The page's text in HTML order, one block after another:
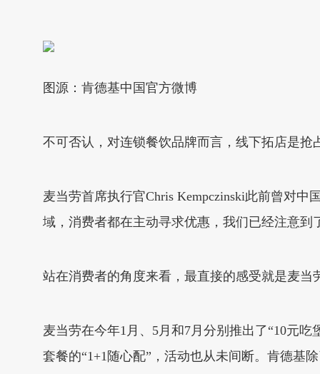
图源：肯德基中国官方微博
不可否认，对连锁餐饮品牌而言，线下拓店是
麦当劳首席执行官Chris Kempczinski此前曾对
域，消费者都在主动寻求优惠，我们已经注意到
站在消费者的角度来看，最直接的感受就是麦当
麦当劳在今年1月、5月和7月分别推出了“10元
套餐的“1+1随心配”，活动也从未间断。肯德基